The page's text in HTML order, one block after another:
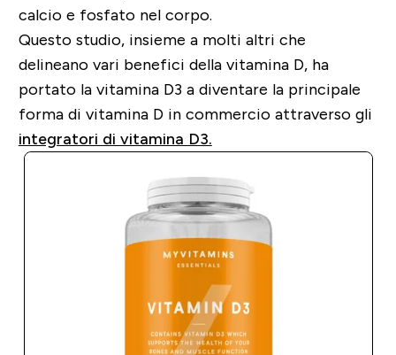
calcio e fosfato nel corpo.
Questo studio, insieme a molti altri che
delineano vari benefici della vitamina D, ha
portato la vitamina D3 a diventare la principale
forma di vitamina D in commercio attraverso gli
integratori di vitamina D3.